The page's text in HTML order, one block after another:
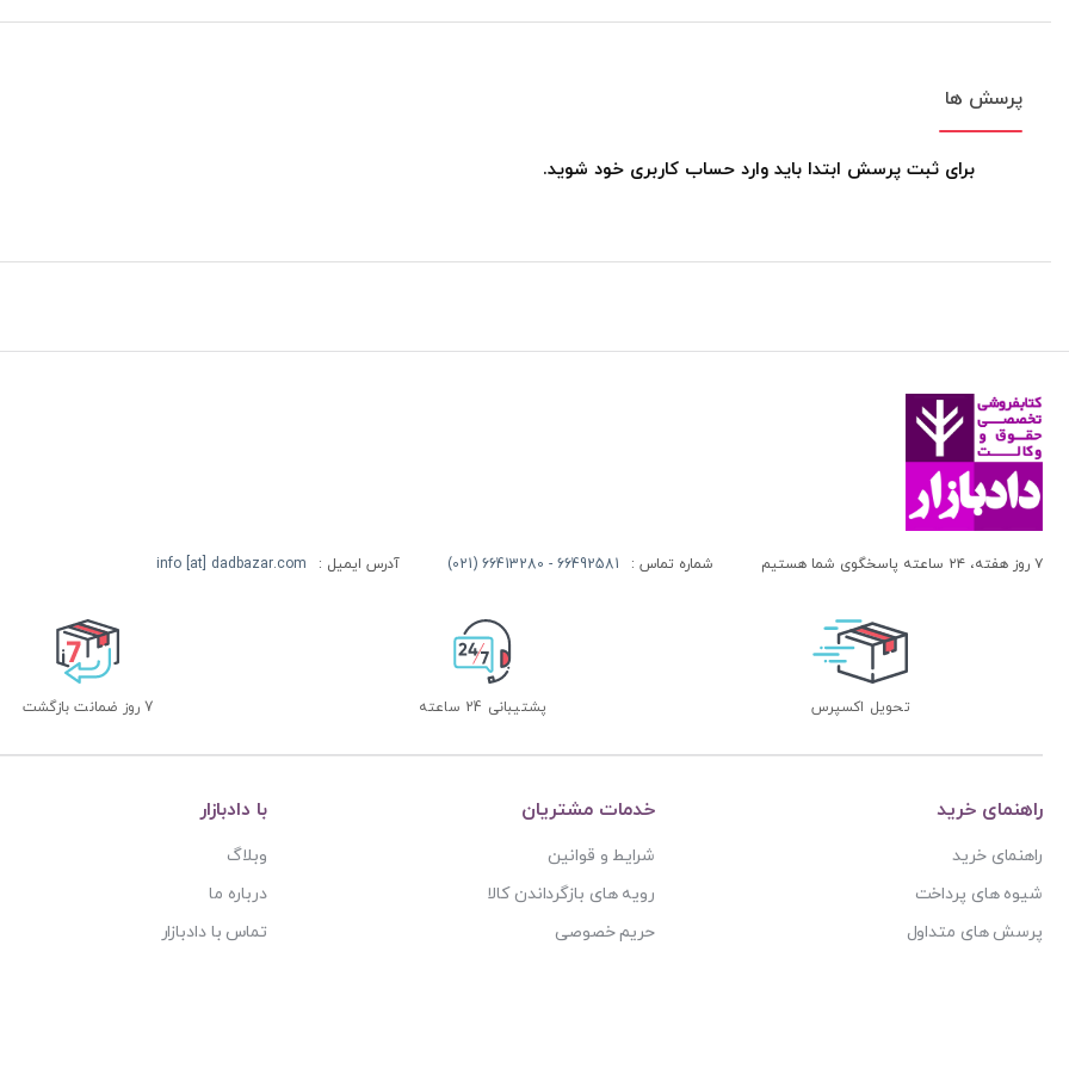
پرسش ها
برای ثبت پرسش ابتدا باید وارد حساب کاربری خود شوید.
۷ روز هفته، ۲۴ ساعته پاسخگوی شما هستیم شماره تماس : 66492581 - 66413280 (021) آدرس ایمیل : info [at] dadbazar.com
تحویل اکسپرس پشتیبانی 24 ساعته 7 روز ضمانت بازگشت
راهنمای خرید
راهنمای خرید
شیوه های پرداخت
پرسش های متداول
خدمات مشتریان
شرایط و قوانین
رویه های بازگرداندن کالا
حریم خصوصی
با دادبازار
وبلاگ
درباره ما
تماس با دادبازار